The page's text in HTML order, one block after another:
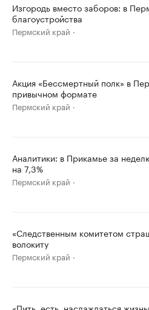
Изгородь вместо заборов: в
благоустройства
Пермский край
Акция «Бессмертный полк» в
привычном формате
Пермский край
Аналитики: в Прикамье за
на 7,3%
Пермский край
«Следственным комитетом
волокиту
Пермский край